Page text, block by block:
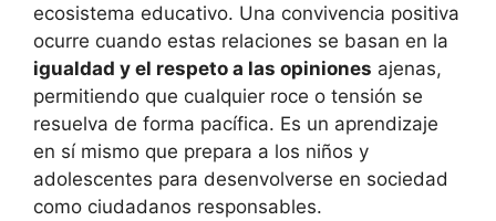
ecosistema educativo. Una convivencia positiva
ocurre cuando estas relaciones se basan en la
igualdad y el respeto a las opiniones ajenas,
permitiendo que cualquier roce o tensión se
resuelva de forma pacífica. Es un aprendizaje
en sí mismo que prepara a los niños y
adolescentes para desenvolverse en sociedad
como ciudadanos responsables.